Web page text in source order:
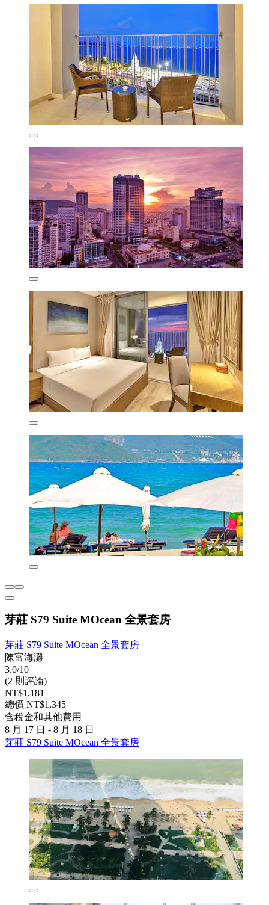
芽莊 S79 Suite MOcean 全景套房
芽莊 S79 Suite MOcean 全景套房
陳富海灘
3.0/10
(2 則評論)
NT$1,181
總價 NT$1,345
含稅金和其他費用
8 月 17 日 - 8 月 18 日
芽莊 S79 Suite MOcean 全景套房